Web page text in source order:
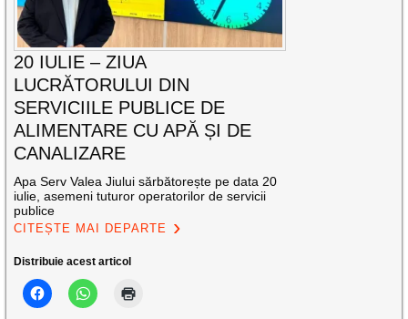
20 IULIE – ZIUA
LUCRĂTORULUI DIN
SERVICIILE PUBLICE DE
ALIMENTARE CU APĂ ȘI DE
CANALIZARE
Apa Serv Valea Jiului sărbătorește pe data 20
iulie, asemeni tuturor operatorilor de servicii
publice
CITEȘTE MAI DEPARTE
Distribuie acest articol